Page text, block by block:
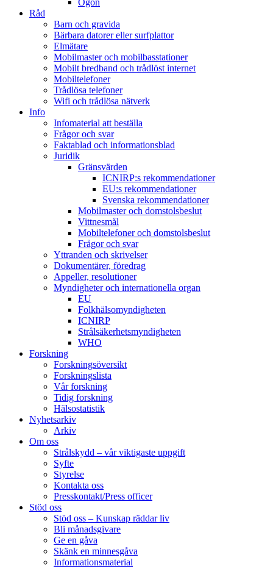
Ögon
Råd
Barn och gravida
Bärbara datorer eller surfplattor
Elmätare
Mobilmaster och mobilbasstationer
Mobilt bredband och trådlöst internet
Mobiltelefoner
Trådlösa telefoner
Wifi och trådlösa nätverk
Info
Infomaterial att beställa
Frågor och svar
Faktablad och informationsblad
Juridik
Gränsvärden
ICNIRP:s rekommendationer
EU:s rekommendationer
Svenska rekommendationer
Mobilmaster och domstolsbeslut
Vittnesmål
Mobiltelefoner och domstolsbeslut
Frågor och svar
Yttranden och skrivelser
Dokumentärer, föredrag
Appeller, resolutioner
Myndigheter och internationella organ
EU
Folkhälsomyndigheten
ICNIRP
Strålsäkerhetsmyndigheten
WHO
Forskning
Forskningsöversikt
Forskningslista
Vår forskning
Tidig forskning
Hälsostatistik
Nyhetsarkiv
Arkiv
Om oss
Strålskydd – vår viktigaste uppgift
Syfte
Styrelse
Kontakta oss
Presskontakt/Press officer
Stöd oss
Stöd oss – Kunskap räddar liv
Bli månadsgivare
Ge en gåva
Skänk en minnesgåva
Informationsmaterial